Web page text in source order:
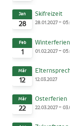
28
Jan Skifreizeit
28.01.2027-
1
Feb Winterferien
01.02.2027-
12
Mär
12.03.2027
22
Mär Osterferien
22.03.2027-